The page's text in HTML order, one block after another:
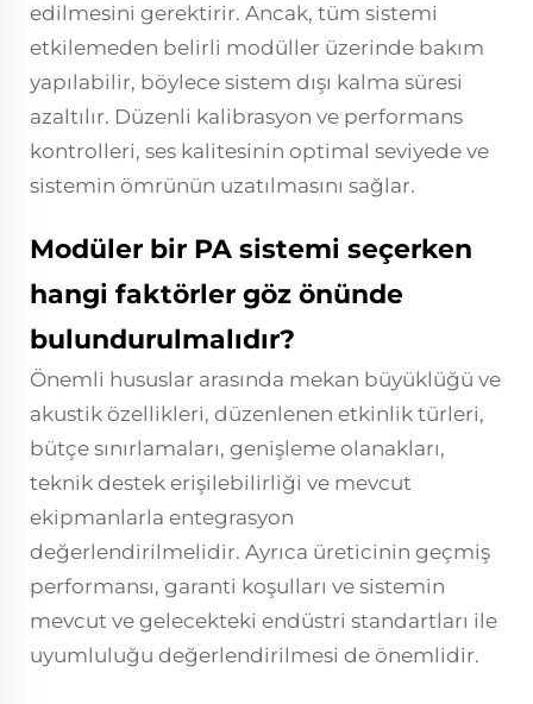
edilmesini gerektirir. Ancak, tüm sistemi
etkilemeden belirli modüller üzerinde bakım
yapılabilir, böylece sistem dışı kalma süresi
azaltılır. Düzenli kalibrasyon ve performans
kontrolleri, ses kalitesinin optimal seviyede ve
sistemin ömrünün uzatılmasını sağlar.
Modüler bir PA sistemi seçerken
hangi faktörler göz önünde
bulundurulmalıdır?
Önemli hususlar arasında mekan büyüklüğü ve
akustik özellikleri, düzenlenen etkinlik türleri,
bütçe sınırlamaları, genişleme olanakları,
teknik destek erişilebilirliği ve mevcut
ekipmanlarla entegrasyon
değerlendirilmelidir. Ayrıca üreticinin geçmiş
performansı, garanti koşulları ve sistemin
mevcut ve gelecekteki endüstri standartları ile
uyumluluğu değerlendirilmesi de önemlidir.